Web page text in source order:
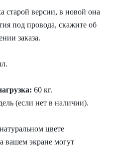
старой версии, в новой она
под провода, скажите об
заказа.
60 кг.
(если нет в наличии).
цвете
вашем экране могут